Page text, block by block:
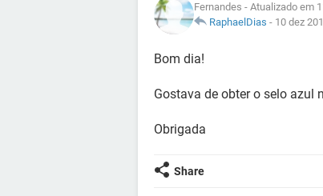
Fernandes - Atualizado em
RaphaelDias - 10 dez
Bom dia!
Gostava de obter o selo azul
Obrigada
Share